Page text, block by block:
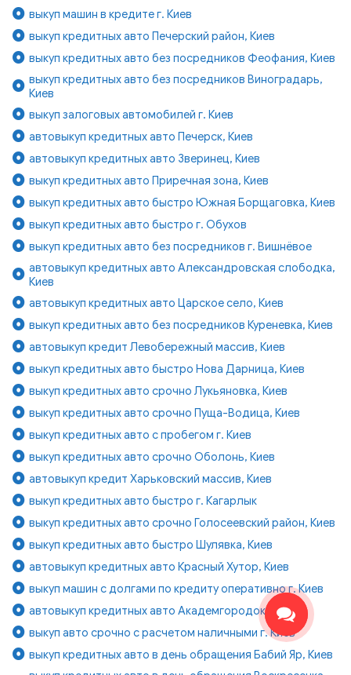
выкуп машин в кредите г. Киев
выкуп кредитных авто Печерский район, Киев
выкуп кредитных авто без посредников Феофания, Киев
выкуп кредитных авто без посредников Виноградарь,
Киев
выкуп залоговых автомобилей г. Киев
автовыкуп кредитных авто Печерск, Киев
автовыкуп кредитных авто Зверинец, Киев
выкуп кредитных авто Приречная зона, Киев
выкуп кредитных авто быстро Южная Борщаговка, Киев
выкуп кредитных авто быстро г. Обухов
выкуп кредитных авто без посредников г. Вишнёвое
автовыкуп кредитных авто Александровская слободка,
Киев
автовыкуп кредитных авто Царское село, Киев
выкуп кредитных авто без посредников Куреневка, Киев
автовыкуп кредит Левобережный массив, Киев
выкуп кредитных авто быстро Нова Дарница, Киев
выкуп кредитных авто срочно Лукьяновка, Киев
выкуп кредитных авто срочно Пуща-Водица, Киев
выкуп кредитных авто с пробегом г. Киев
выкуп кредитных авто срочно Оболонь, Киев
автовыкуп кредит Харьковский массив, Киев
выкуп кредитных авто быстро г. Кагарлык
выкуп кредитных авто срочно Голосеевский район, Киев
выкуп кредитных авто быстро Шулявка, Киев
автовыкуп кредитных авто Красный Хутор, Киев
выкуп машин с долгами по кредиту оперативно г. Киев
автовыкуп кредитных авто Академгородок, Киев
выкуп авто срочно с расчетом наличными г. Киев
выкуп кредитных авто в день обращения Бабий Яр, Киев